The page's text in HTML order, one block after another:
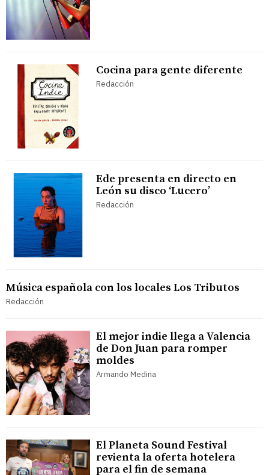
Cocina para gente diferente
Redacción
Ede presenta en directo en
León su disco ‘Lucero’
Redacción
Música española con los locales Los Tributos
Redacción
El mejor indie llega a Valencia
de Don Juan para romper
moldes
Armando Medina
El Planeta Sound Festival
revienta la oferta hotelera
para el fin de semana